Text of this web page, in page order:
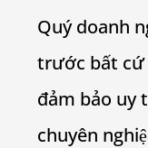
Quý doanh
trước bất cứ
đảm bảo uy
chuyên